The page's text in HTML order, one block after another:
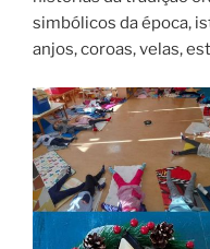
simbólicos da época,
anjos, coroas, velas,